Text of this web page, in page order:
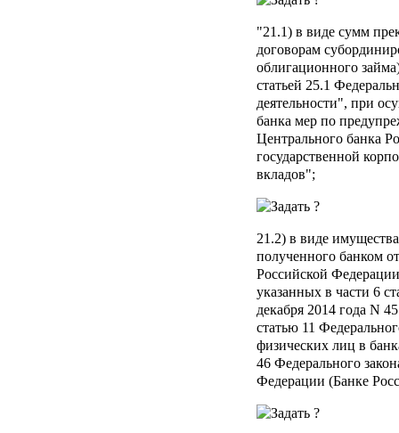
"21.1) в виде сумм
договорам
облигационного
статьей 25.1
деятельности", при
банка мер по
Центрального банка
государственной
вкладов";
21.2) в виде
полученного банком
Российской
указанных в части 6
декабря 2014 года N
статью 11
физических лиц в
46 Федерального
Федерации (Банке